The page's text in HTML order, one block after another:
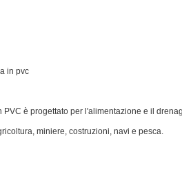
in pvc
PVC è progettato per l'alimentazione e il
miniere, costruzioni, navi e pesca.